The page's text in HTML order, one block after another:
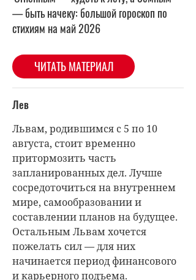
— быть начеку: большой гороскоп по
стихиям на май 2026
ЧИТАТЬ МАТЕРИАЛ
Лев
Львам, родившимся с 5 по 10
августа, стоит временно
притормозить часть
запланированных дел. Лучше
сосредоточиться на внутреннем
мире, самообразовании и
составлении планов на будущее.
Остальным Львам хочется
пожелать сил — для них
начинается период финансового
и карьерного подъема.